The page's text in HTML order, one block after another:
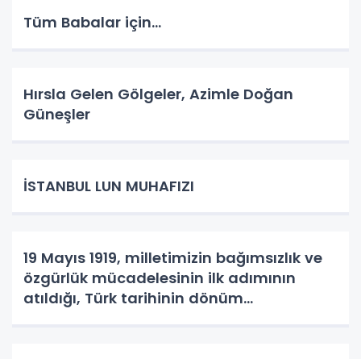
Tüm Babalar için...
Hırsla Gelen Gölgeler, Azimle Doğan
Güneşler
İSTANBUL LUN MUHAFIZI
19 Mayıs 1919, milletimizin bağımsızlık ve
özgürlük mücadelesinin ilk adımının
atıldığı, Türk tarihinin dönüm